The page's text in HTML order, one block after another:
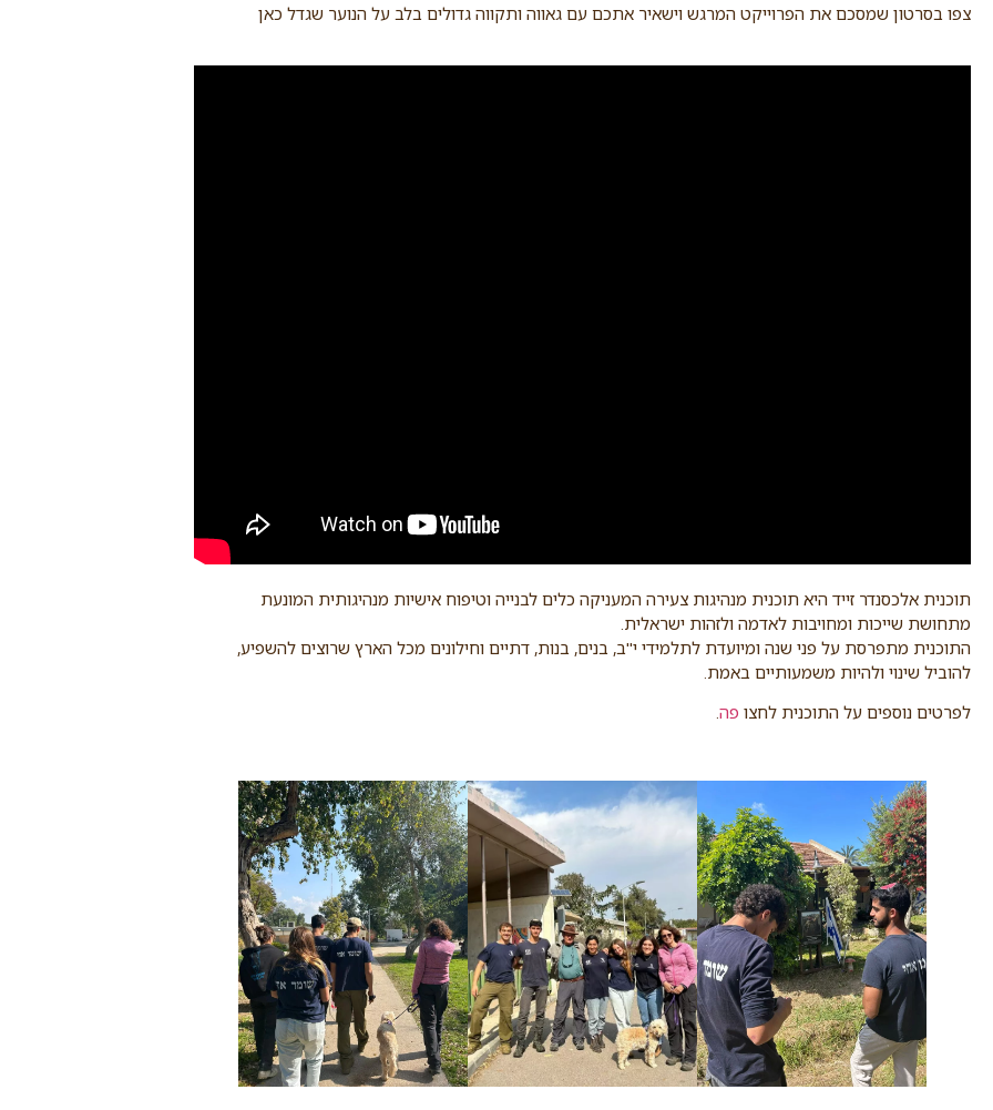
צפו בסרטון שמסכם את הפרוייקט המרגש וישאיר אתכם עם גאווה ותקווה גדולים בלב על הנוער שגדל כאן
תוכנית אלכסנדר זייד היא תוכנית מנהיגות צעירה המעניקה כלים לבנייה וטיפוח אישיות מנהיגותית המונעת
מתחושת שייכות ומחויבות לאדמה ולזהות ישראלית.
התוכנית מתפרסת על פני שנה ומיועדת לתלמידי י"ב, בנים, בנות, דתיים וחילונים מכל הארץ שרוצים להשפיע,
להוביל שינוי ולהיות משמעותיים באמת.
לפרטים נוספים על התוכנית לחצו פה